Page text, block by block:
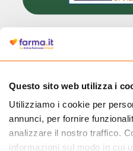
Questo sito web utilizza i
Utilizziamo i cookie per
annunci, per fornire
analizzare il nostro traffico.
informazioni sul modo in cui
autorizzata dal Ministero della Salute